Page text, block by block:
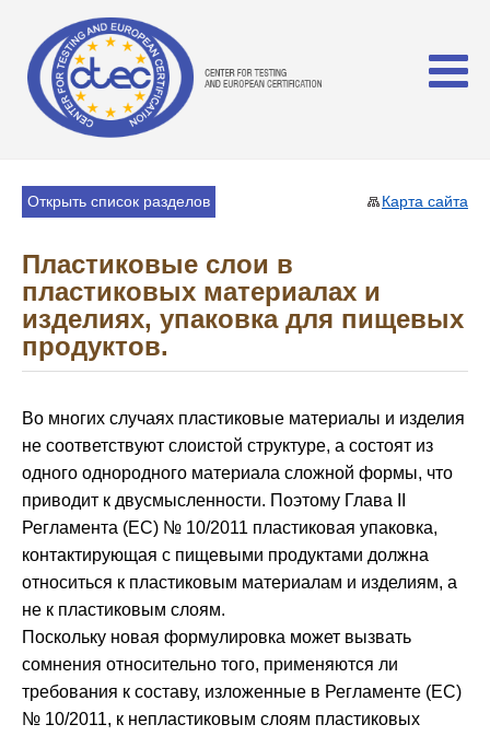
Карта сайта
Открыть список разделов
Пластиковые слои в
пластиковых материалах и
изделиях, упаковка для пищевых
продуктов.
Во многих случаях пластиковые материалы и изделия
не соответствуют слоистой структуре, а состоят из
одного однородного материала сложной формы, что
приводит к двусмысленности. Поэтому Глава II
Регламента (ЕС) № 10/2011 пластиковая упаковка,
контактирующая с пищевыми продуктами должна
относиться к пластиковым материалам и изделиям, а
не к пластиковым слоям.
Поскольку новая формулировка может вызвать
сомнения относительно того, применяются ли
требования к составу, изложенные в Регламенте (ЕС)
№ 10/2011, к непластиковым слоям пластиковых